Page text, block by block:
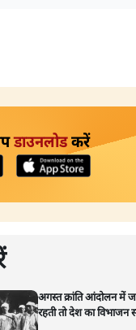
डाउनलोडकरें
अगस्त क्रांति आंदोलन में
रहती तो देश का विभाजन